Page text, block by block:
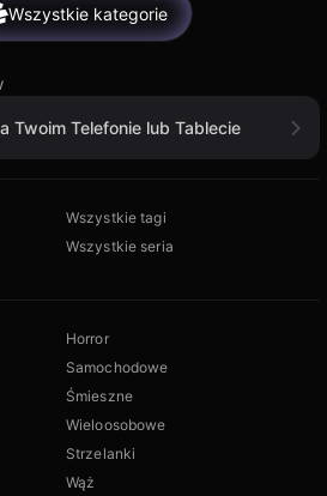
Wszystkie kategorie
Twoim Telefonie lub Tablecie
Wszystkie tagi
Wszystkie seria
Horror
Samochodowe
Śmieszne
Wieloosobowe
Strzelanki
Wąż